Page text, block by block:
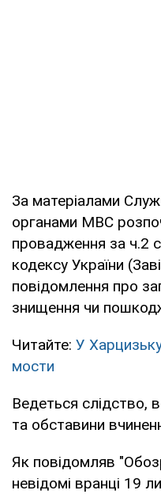
За матеріалами
органами МВС
провадження за ч.2
кодексу України
повідомлення про
знищення чи
Читайте: У
мости
Ведеться слідство,
та обставини
Як повідомляв
невідомі вранці 19